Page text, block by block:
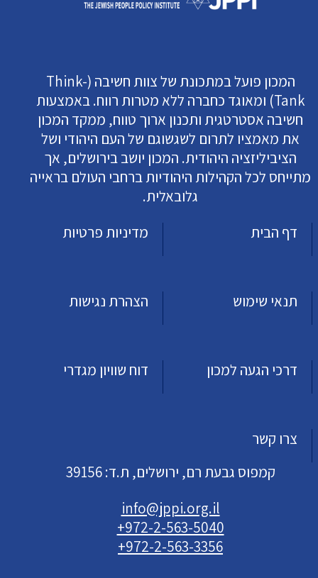
המכון פועל במתכונת של צוות חשיבה (Think-
Tank) ומאוגד כחברה ללא מטרות רווח. באמצעות
חשיבה אסטרטגית ותכנון ארוך טווח, ממקד המכון
את מאמציו לתרום לשגשוגם של העם היהודי ושל
הציביליזציה היהודית. המכון יושב בירושלים, אך
מתייחס לכל הקהילות היהודיות ברחבי העולם בראייה
גלובאלית.
דף הבית
מדיניות פרטיות
תנאי שימוש הצהרת נגישות
דרכי הגעה למכון דוח שוויון מגדרי
צרו קשר
קמפוס גבעת רם, ירושלים, ת.ד: 39156
info@jppi.org.il
+972-2-563-5040
+972-2-563-3356